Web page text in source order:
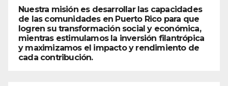
Nuestra misión es desarrollar las capacidades
de las comunidades en Puerto Rico para que
logren su transformación social y económica,
mientras estimulamos la inversión filantrópica
y maximizamos el impacto y rendimiento de
cada contribución.